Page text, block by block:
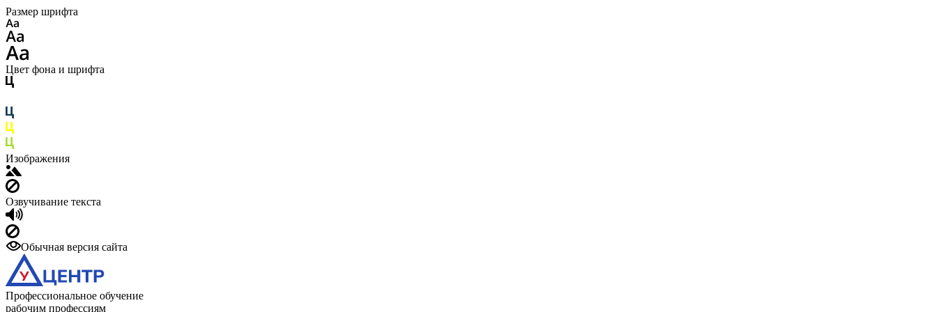
Размер шрифта
Цвет фона и шрифта
Изображения
Озвучивание текста
Обычная версия сайта
Профессиональное обучение
рабочим профессиям